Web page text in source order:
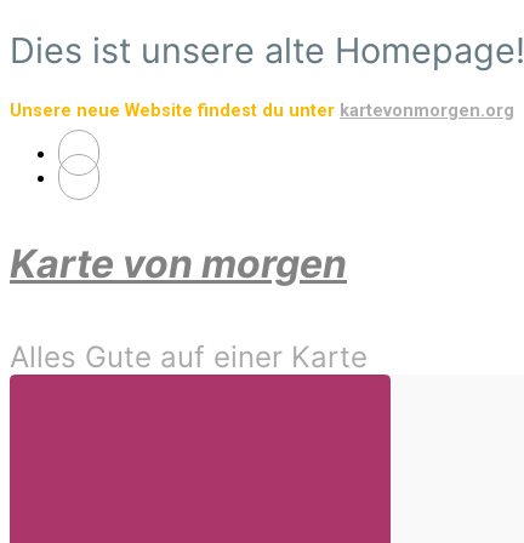
Zum
Hauptinhalt
Dies ist unsere alte Homepage!
Unsere neue Website findest du unter kartevonmorgen.org
Karte von morgen
Alles Gute auf einer Karte